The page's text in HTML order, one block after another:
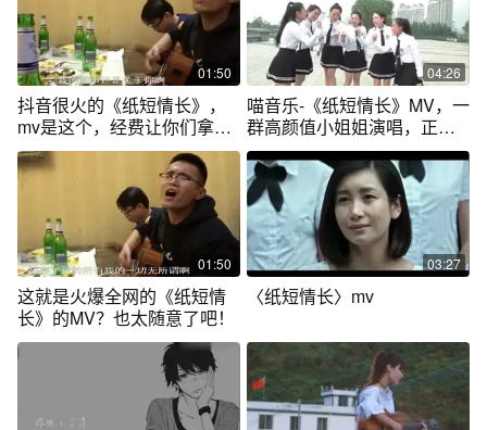
01:50
抖音很火的《纸短情长》，
mv是这个，经费让你们拿去
吃饭了吗
04:26
喵音乐-《纸短情长》MV，一
群高颜值小姐姐演唱，正能
量满满
01:50
这就是火爆全网的《纸短情
长》的MV？也太随意了吧！
03:27
〈纸短情长〉mv